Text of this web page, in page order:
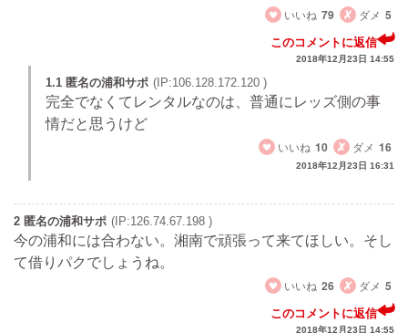
いいね 79 ダメ 5
このコメントに返信
2018年12月23日 14:55
1.1 匿名の浦和サポ (IP:106.128.172.120 )
完全でなくてレンタルなのは、普通にレッズ側の事
情だと思うけど
いいね 10 ダメ 16
2018年12月23日 16:31
2 匿名の浦和サポ (IP:126.74.67.198 )
今の浦和には合わない。湘南で頑張って来てほしい。そし
て借りパクでしょうね。
いいね 26 ダメ 5
このコメントに返信
2018年12月23日 14:55